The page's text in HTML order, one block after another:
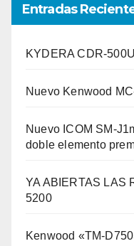
Entradas
KYDERA CDR-
Nuevo Kenwood
Nuevo ICOM SM-
doble elemento
YA ABIERTAS LAS
5200
Kenwood «TM-